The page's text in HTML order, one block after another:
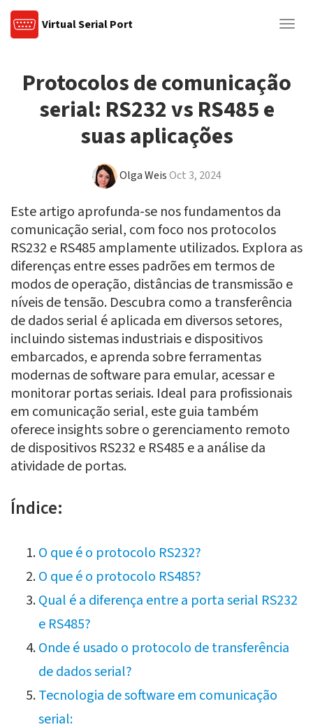
Virtual Serial Port
Protocolos de comunicação
serial: RS232 vs RS485 e
suas aplicações
Olga WeisOct 3, 2024
Este artigo aprofunda-se nos fundamentos da
comunicação serial, com foco nos protocolos
RS232 e RS485 amplamente utilizados. Explora as
diferenças entre esses padrões em termos de
modos de operação, distâncias de transmissão e
níveis de tensão. Descubra como a transferência
de dados serial é aplicada em diversos setores,
incluindo sistemas industriais e dispositivos
embarcados, e aprenda sobre ferramentas
modernas de software para emular, acessar e
monitorar portas seriais. Ideal para profissionais
em comunicação serial, este guia também
oferece insights sobre o gerenciamento remoto
de dispositivos RS232 e RS485 e a análise da
atividade de portas.
Índice:
O que é o protocolo RS232?
O que é o protocolo RS485?
Qual é a diferença entre a porta serial RS232
e RS485?
Onde é usado o protocolo de transferência
de dados serial?
Tecnologia de software em comunicação
serial: